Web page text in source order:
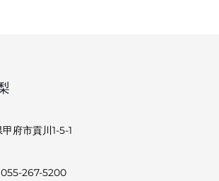
府市貢川1-5-1
055-267-5200